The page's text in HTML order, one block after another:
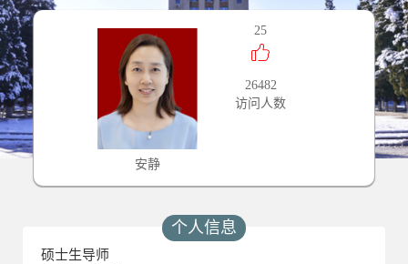
安静
25
26482
访问人数
个人信息
硕士生导师